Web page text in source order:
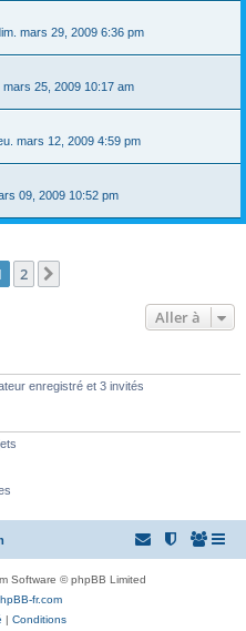
mars 29, 2009 6:36 pm
mars 25, 2009 10:17 am
mars 12, 2009 4:59 pm
09, 2009 10:52 pm
2
Aller à
enregistré et 3 invités
Software © phpBB Limited
fr.com
| Conditions